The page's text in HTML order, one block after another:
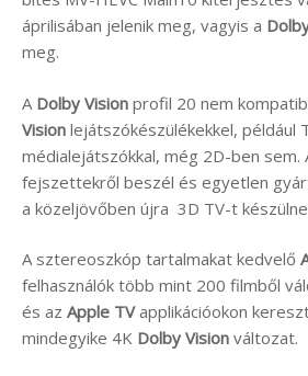
áprilisában jelenik meg, vagyis a
meg.
A Dolby Vision profil 20 nem
Vision lejátszókészülékekkel, például
médialejátszókkal, még 2D-ben sem.
fejszettekről beszél és egyetlen
a közeljövőben újra 3D TV-t
A sztereoszkóp tartalmakat kedvelő
felhasználók több mint 200 filmből
és az Apple TVapplikációokon
mindegyike 4K Dolby Vision változat.